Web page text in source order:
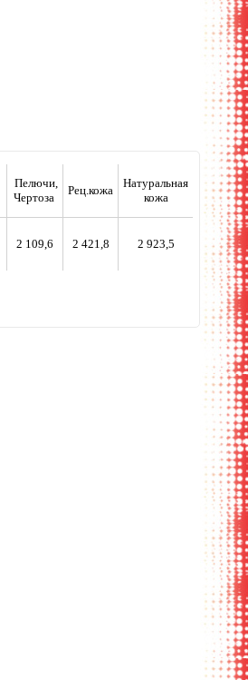
ассортимент
Пелючи,
Чертоза
Рец.кожа
Натуральная
кожа
2 109,6 2 421,8 2 923,5